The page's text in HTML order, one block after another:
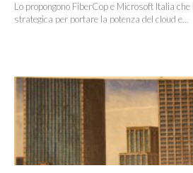
Lo propongono FiberCop e Microsoft Italia
strategica per portare la potenza del cloud e...